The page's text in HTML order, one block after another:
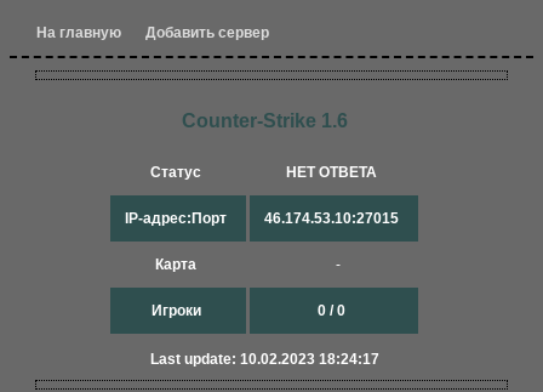
На главную Добавить сервер
Counter-Strike 1.6
Статус
IP-адрес:Порт
Карта
Игроки
НЕТ ОТВЕТА
46.174.53.10:27015
-
0 / 0
Last update: 10.02.2023 18:24:17